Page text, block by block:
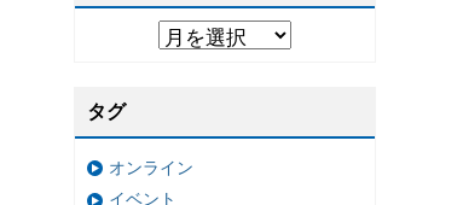
タグ
オンライン
イベント